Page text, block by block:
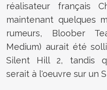
réalisateur français
maintenant quelques
rumeurs, Bloober
Medium) aurait été
Silent Hill 2, tandis
serait à l'oeuvre sur un